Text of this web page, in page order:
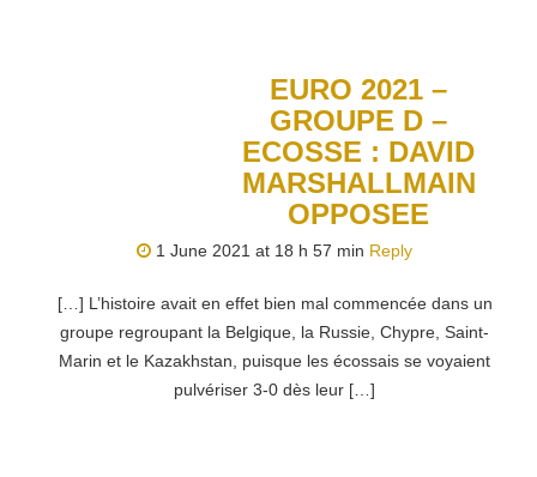
EURO 2021 –
GROUPE D –
ECOSSE : DAVID
MARSHALLMAIN
OPPOSEE
1 June 2021 at 18 h 57 min Reply
[…] L’histoire avait en effet bien mal commencée dans un
groupe regroupant la Belgique, la Russie, Chypre, Saint-
Marin et le Kazakhstan, puisque les écossais se voyaient
pulvériser 3-0 dès leur […]